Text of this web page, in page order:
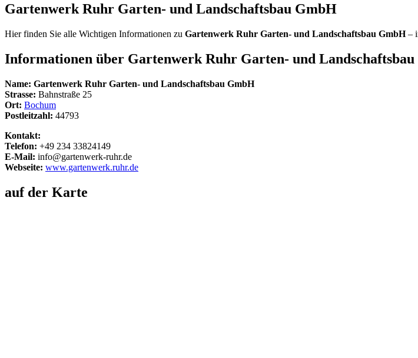
Gartenwerk Ruhr Garten- und Landschaftsbau GmbH
Hier finden Sie alle Wichtigen Informationen zu Gartenwerk Ruhr Garten- und Landschaftsbau GmbH–
Informationen über Gartenwerk Ruhr Garten- und
Name: Gartenwerk Ruhr Garten- und Landschaftsbau GmbH
Strasse: Bahnstraße 25
Ort: Bochum
Postleitzahl: 44793
Kontakt:
Telefon: +49 234 33824149
E-Mail: info@gartenwerk-ruhr.de
Webseite: www.gartenwerk.ruhr.de
auf der Karte